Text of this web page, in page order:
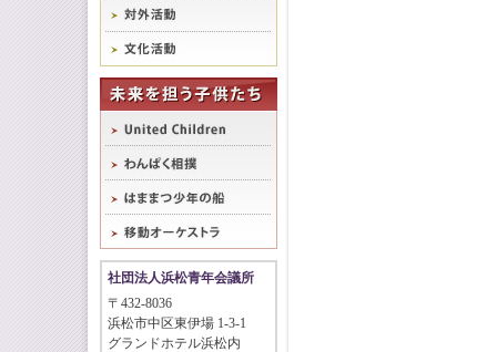
社団法人浜松青年会議所
〒432-8036
浜松市中区東伊場 1-3-1
グランドホテル浜松内